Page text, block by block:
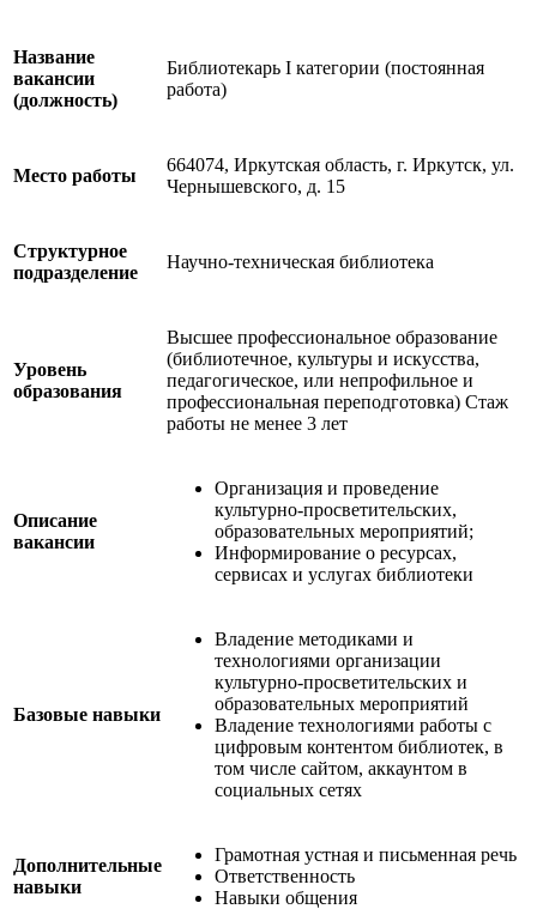
Название
вакансии
(должность)
Библиотекарь I категории (постоянная
работа)
Место работы
664074, Иркутская область, г. Иркутск, ул.
Чернышевского, д. 15
Структурное
подразделение
Научно-техническая библиотека
Уровень
образования
Высшее профессиональное образование
(библиотечное, культуры и искусства,
педагогическое, или непрофильное и
профессиональная переподготовка) Стаж
работы не менее 3 лет
Описание
вакансии
Организация и проведение
культурно-просветительских,
образовательных мероприятий;
Информирование о ресурсах,
сервисах и услугах библиотеки
Базовые навыки
Владение методиками и
технологиями организации
культурно-просветительских и
образовательных мероприятий
Владение технологиями работы с
цифровым контентом библиотек, в
том числе сайтом, аккаунтом в
социальных сетях
Дополнительные
навыки
Грамотная устная и письменная речь
Ответственность
Навыки общения